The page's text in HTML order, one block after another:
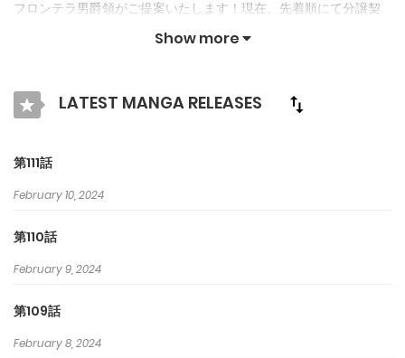
フロンテラ男爵領がご提案いたします！現在、先着順にて分譲契
Show more
LATEST MANGA RELEASES
第111話
February 10, 2024
第110話
February 9, 2024
第109話
February 8, 2024